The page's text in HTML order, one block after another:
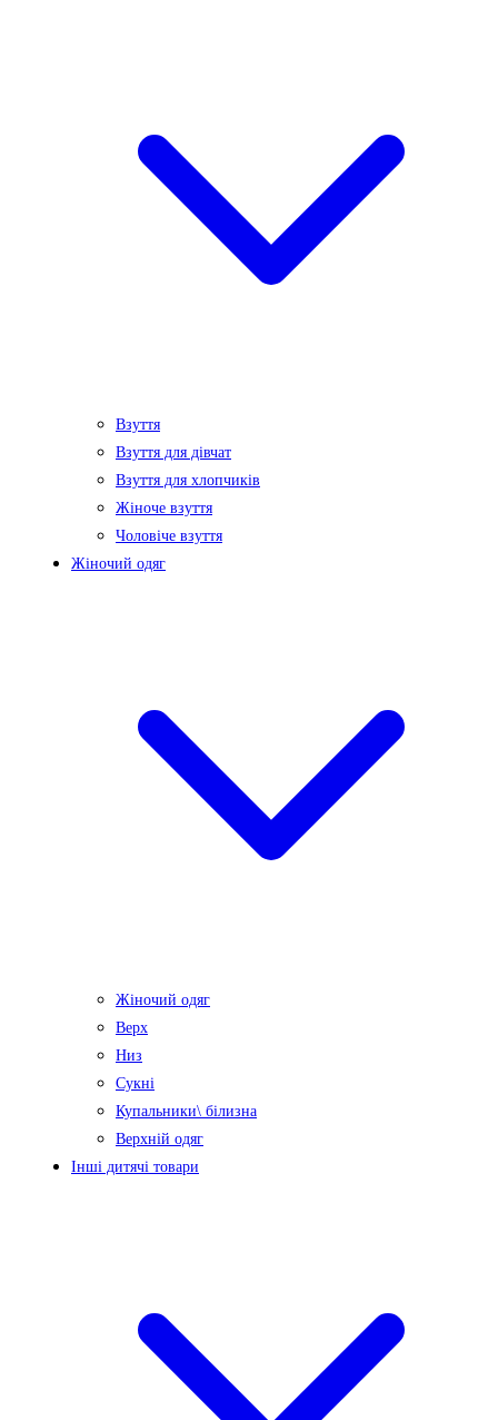
Взуття
Взуття для дівчат
Взуття для хлопчиків
Жіноче взуття
Чоловіче взуття
Жіночий одяг
Жіночий одяг
Верх
Низ
Сукні
Купальники\ білизна
Верхній одяг
Інші дитячі товари